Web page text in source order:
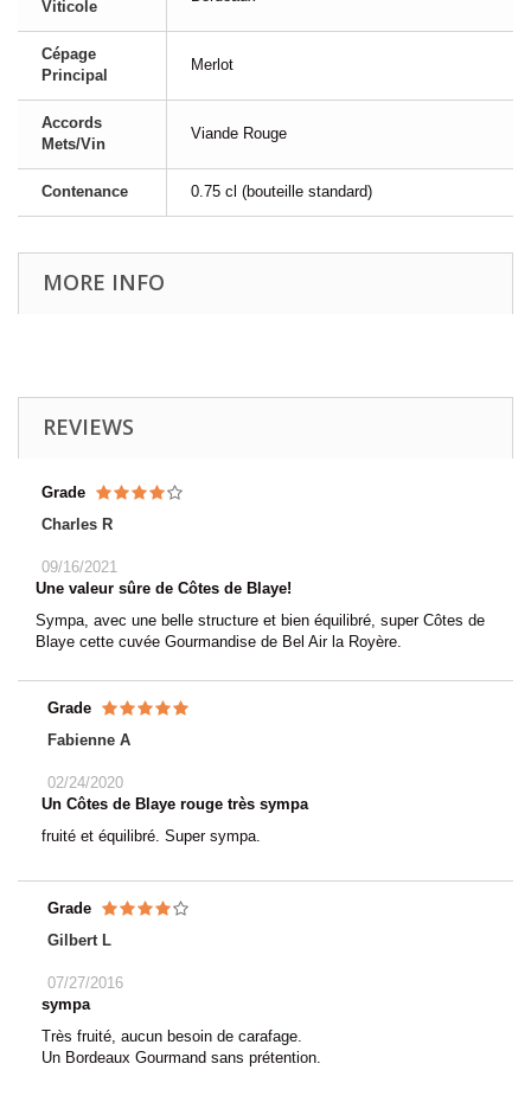
Viticole
Cépage
Principal
Merlot
Accords
Mets/Vin
Viande Rouge
Contenance 0.75 cl (bouteille standard)
MORE INFO
REVIEWS
Grade
Charles R
09/16/2021
Une valeur sûre de Côtes de Blaye!
Sympa, avec une belle structure et bien équilibré, super Côtes de
Blaye cette cuvée Gourmandise de Bel Air la Royère.
Grade
Fabienne A
02/24/2020
Un Côtes de Blaye rouge très sympa
fruité et équilibré. Super sympa.
Grade
Gilbert L
07/27/2016
sympa
Très fruité, aucun besoin de carafage.
Un Bordeaux Gourmand sans prétention.